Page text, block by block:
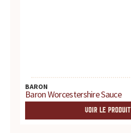
,
h
i
BARON
Baron Worcestershire Sauce
VOIR LE PRODUIT